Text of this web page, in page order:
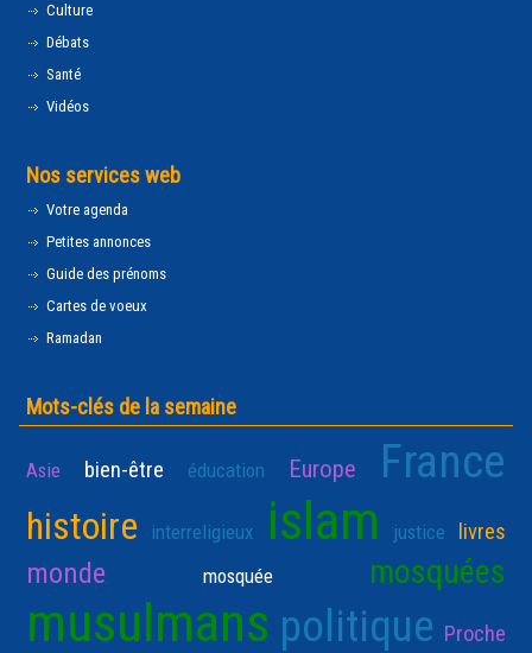
Culture
Débats
Santé
Vidéos
Nos services web
Votre agenda
Petites annonces
Guide des prénoms
Cartes de voeux
Ramadan
Mots-clés de la semaine
Asie bien-être éducation Europe France
histoire interreligieux islam justice livres
monde mosquée mosquées
musulmans politique Proche